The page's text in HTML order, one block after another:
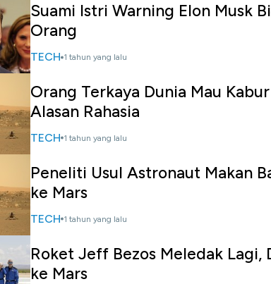
Suami Istri Warning Elon Musk
Orang
TECH 1 tahun yang lalu
Orang Terkaya Dunia Mau
Alasan Rahasia
TECH 1 tahun yang lalu
Peneliti Usul Astronaut Makan
ke Mars
TECH 1 tahun yang lalu
Roket Jeff Bezos Meledak Lagi,
ke Mars